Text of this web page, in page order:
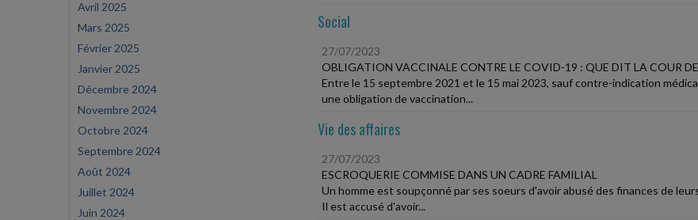
Avril 2025
Mars 2025
Février 2025
Janvier 2025
Décembre 2024
Novembre 2024
Octobre 2024
Septembre 2024
Août 2024
Juillet 2024
Juin 2024
Social
27/07/2023
OBLIGATION VACCINALE CONTRE LE COVID-19 : QUE DIT LA COUR
Entre le 15 septembre 2021 et le 15 mai 2023, sauf contre-indication
une obligation de vaccination...
Vie des affaires
27/07/2023
ESCROQUERIE COMMISE DANS UN CADRE FAMILIAL
Un homme est soupçonné par ses soeurs d'avoir abusé des finances de
Il est accusé d'avoir...